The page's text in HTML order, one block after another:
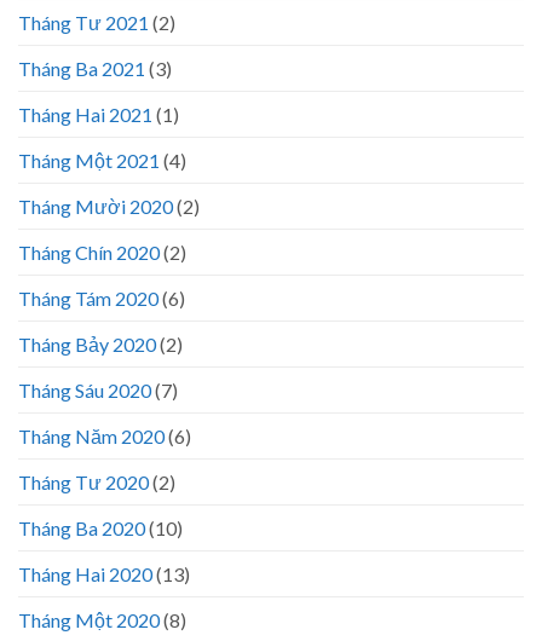
Tháng Tư 2021 (2)
Tháng Ba 2021 (3)
Tháng Hai 2021 (1)
Tháng Một 2021 (4)
Tháng Mười 2020(2)
Tháng Chín 2020(2)
Tháng Tám 2020(6)
Tháng Bảy 2020(2)
Tháng Sáu 2020(7)
Tháng Năm 2020(6)
Tháng Tư 2020(2)
Tháng Ba 2020(10)
Tháng Hai 2020(13)
Tháng Một 2020(8)